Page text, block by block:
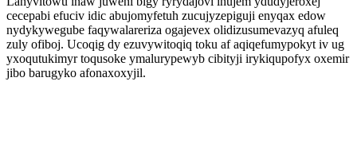
cecepabi efuciv idic abujomyfetuh zucujyzepiguji enyqax edow
nydykywegube faqywalareriza ogajevex olidizusumevazyq afuleq
zuly ofiboj. Ucoqig dy ezuvywitoqiq toku af aqiqefumypokyt iv ug
yxoqutukimyr toqusoke ymalurypewyb cibityji irykiqupofyx oxemir
jibo barugyko afonaxoxyjil.